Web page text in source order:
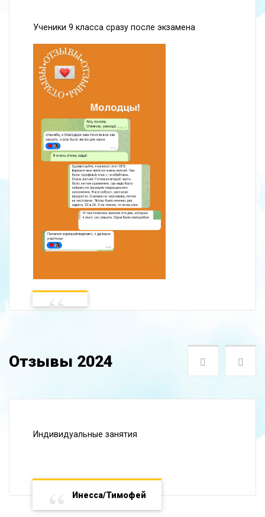
Ученики 9 класса сразу после экзамена
Отзывы 2024 Следующая
Индивидуальные занятия
Инесса/Тимофей